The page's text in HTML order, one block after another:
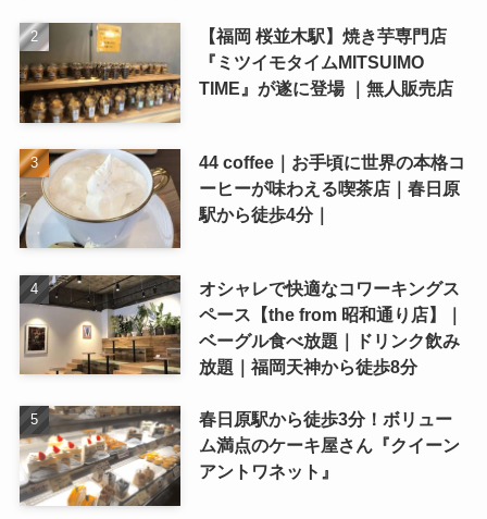
【福岡 桜並木駅】焼き芋専門店
『ミツイモタイムMITSUIMO
TIME』が遂に登場 ｜無人販売店
44 coffee｜お手頃に世界の本格コ
ーヒーが味わえる喫茶店｜春日原
駅から徒歩4分｜
オシャレで快適なコワーキングス
ペース【the from 昭和通り店】｜
ベーグル食べ放題｜ドリンク飲み
放題｜福岡天神から徒歩8分
春日原駅から徒歩3分！ボリュー
ム満点のケーキ屋さん『クイーン
アントワネット』